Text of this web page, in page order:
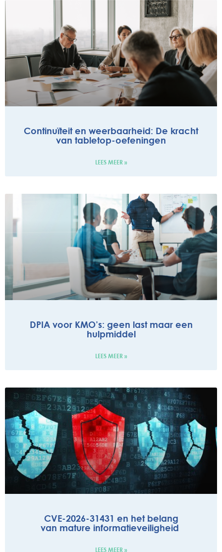
Continuïteit en weerbaarheid: De kracht
van tabletop-oefeningen
LEES MEER »
DPIA voor KMO’s: geen last maar een
hulpmiddel
LEES MEER »
CVE-2026-31431 en het belang
van mature informatieveiligheid
LEES MEER »